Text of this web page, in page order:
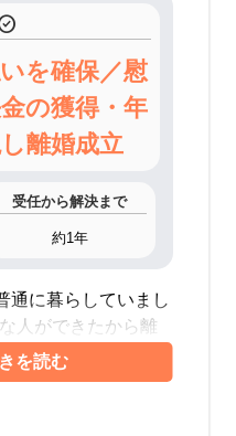
を確保／慰
の獲得・年
離婚成立
受任から解決まで
約1年
通に暮らしていまし
人ができたから離
、自宅を出ざるを
も受け取れず、生